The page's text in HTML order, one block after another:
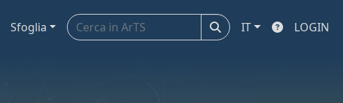
Sfoglia IT LOGIN